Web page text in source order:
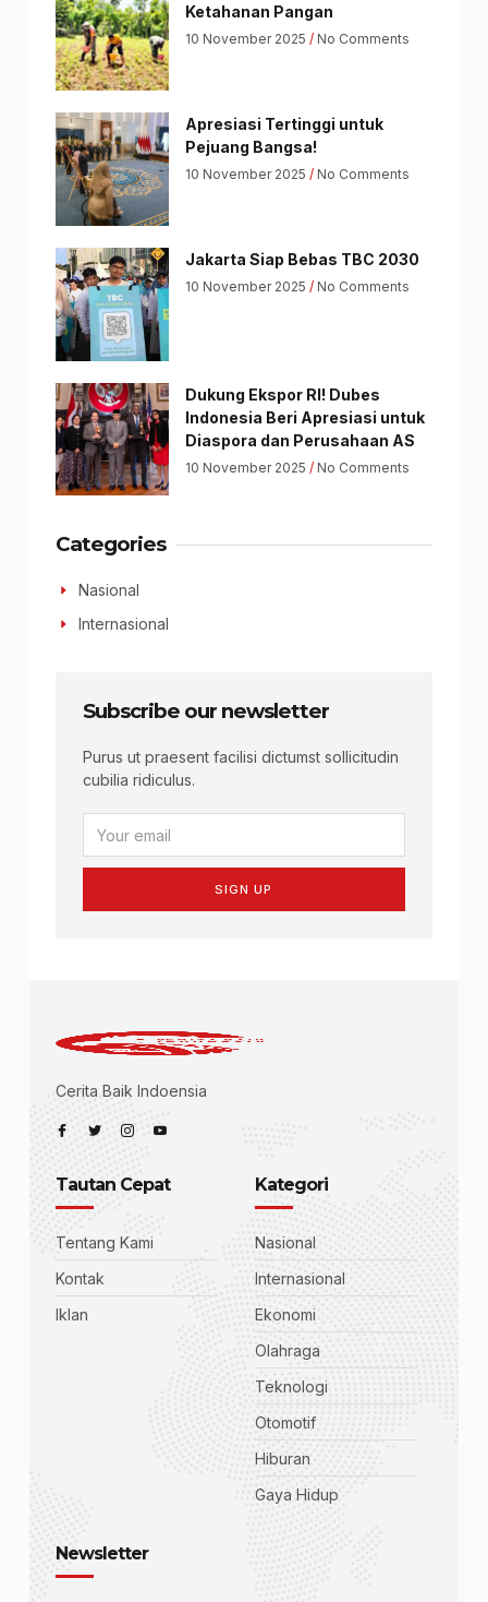
Ketahanan Pangan
10 November 2025 No Comments
Apresiasi Tertinggi untuk
Pejuang Bangsa!
10 November 2025 No Comments
Jakarta Siap Bebas TBC 2030
10 November 2025 No Comments
Dukung Ekspor RI! Dubes
Indonesia Beri Apresiasi untuk
Diaspora dan Perusahaan AS
10 November 2025 No Comments
Categories
Nasional
Internasional
Subscribe our newsletter
Purus ut praesent facilisi dictumst sollicitudin
cubilia ridiculus.
SIGN UP
Cerita Baik Indoensia
Tautan Cepat
Tentang Kami
Kontak
Iklan
Kategori
Nasional
Internasional
Ekonomi
Olahraga
Teknologi
Otomotif
Hiburan
Gaya Hidup
Newsletter